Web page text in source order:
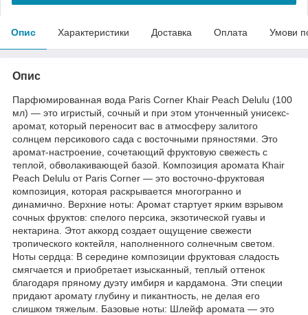
Опис Характеристики Доставка Оплата Умови
Опис
Парфюмированная вода Paris Corner Khair Peach Delulu (100
мл) — это игристый, сочный и при этом утонченный унисекс-
аромат, который переносит вас в атмосферу залитого
солнцем персикового сада с восточными пряностями. Это
аромат-настроение, сочетающий фруктовую свежесть с
теплой, обволакивающей базой. Композиция аромата Khair
Peach Delulu от Paris Corner — это восточно-фруктовая
композиция, которая раскрывается многогранно и
динамично. Верхние ноты: Аромат стартует ярким взрывом
сочных фруктов: спелого персика, экзотической гуавы и
нектарина. Этот аккорд создает ощущение свежести
тропического коктейля, наполненного солнечным светом.
Ноты сердца: В середине композиции фруктовая сладость
смягчается и приобретает изысканный, теплый оттенок
благодаря пряному дуэту имбиря и кардамона. Эти специи
придают аромату глубину и пикантность, не делая его
слишком тяжелым. Базовые ноты: Шлейф аромата — это